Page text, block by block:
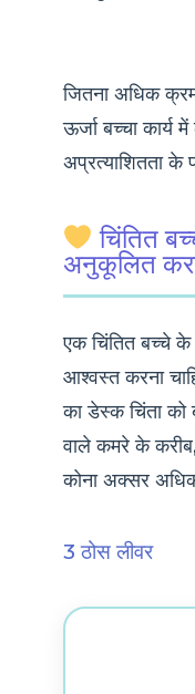
जितना अधिक
ऊर्जा बच्चा कार्य
अप्रत्याशितता के
चिंतित
अनुकूलित
एक चिंतित बच्चे के
आश्वस्त करना
का डेस्क चिंता को
वाले कमरे के करीब,
कोना अक्सर
3 ठोस लीवर